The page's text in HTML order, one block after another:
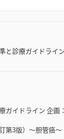
と診療ガイドライン
ガイドライン 企
第3版）～胆管癌～